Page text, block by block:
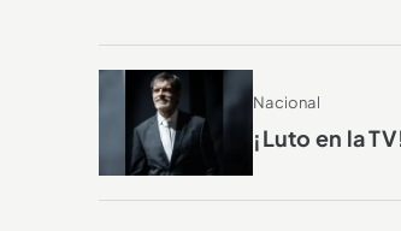
Nacional
¡Luto en la